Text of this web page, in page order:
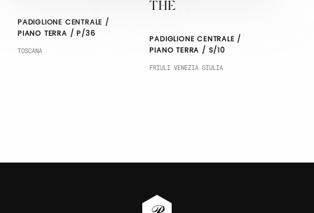
PADIGLIONE CENTRALE /
PIANO TERRA / P/36
TOSCANA
THE
PADIGLIONE CENTRALE /
PIANO TERRA / S/10
FRIULI VENEZIA GIULIA